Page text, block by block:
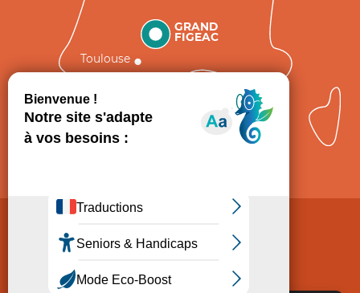
GRAND
FIGEAC
Toulouse
Politique de Protection des données
Accessibilité : non conforme